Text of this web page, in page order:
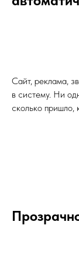
Сайт, реклама,
в систему. Ни
сколько пришло,